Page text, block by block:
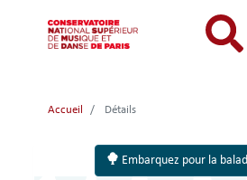
au
contenu
Catalogue
Mon
compte
Menu
mon
Je me connecte pour la première
Menu
mobile
INFORMATIONS PRATIQUES
Accueil Détails
Embarquez pour la